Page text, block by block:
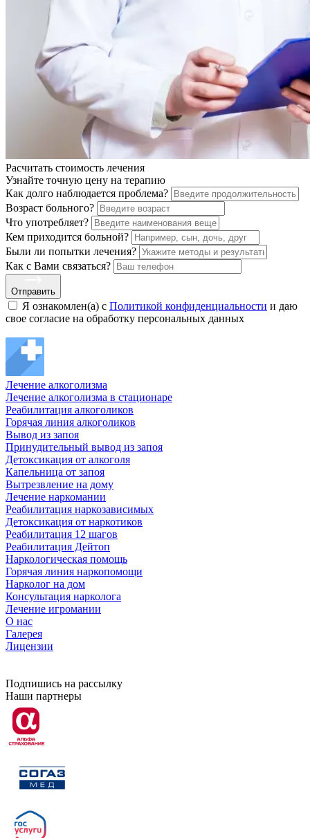
Расчитать стоимость лечения
Узнайте точную цену на терапию
Как долго наблюдается проблема?
Возраст больного?
Что употребляет?
Кем приходится больной?
Были ли попытки лечения?
Как с Вами связаться?
Отправить
Я ознакомлен(а) с Политикой конфиденциальности и даю
свое cогласие на обработку персональных данных
Лечение алкоголизма
Лечение алкоголизма в стационаре
Реабилитация алкоголиков
Горячая линия алкоголиков
Вывод из запоя
Принудительный вывод из запоя
Детоксикация от алкоголя
Капельница от запоя
Вытрезвление на дому
Лечение наркомании
Реабилитация наркозависимых
Детоксикация от наркотиков
Реабилитация 12 шагов
Реабилитация Дейтоп
Наркологическая помощь
Горячая линия наркопомощи
Нарколог на дом
Консультация нарколога
Лечение игромании
О нас
Галерея
Лицензии
Подпишись на рассылку
Наши партнеры